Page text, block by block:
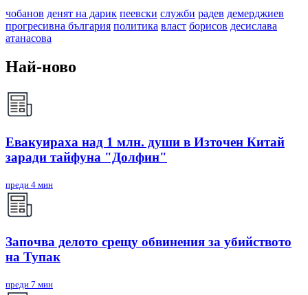
чобанов денят на дарик пеевски служби радев демерджиев
прогресивна българия политика власт борисов десислава
атанасова
Най-ново
Евакуираха над 1 млн. души в Източен Китай
заради тайфуна "Долфин"
преди 4 мин
Започва делото срещу обвинения за убийството
на Тупак
преди 7 мин